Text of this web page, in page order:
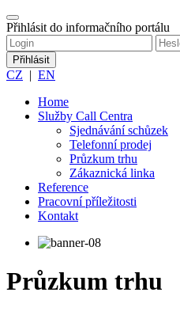
Přihlásit do informačního portálu
CZ | EN
Home
Služby Call Centra
Sjednávání schůzek
Telefonní prodej
Průzkum trhu
Zákaznická linka
Reference
Pracovní příležitosti
Kontakt
Průzkum trhu